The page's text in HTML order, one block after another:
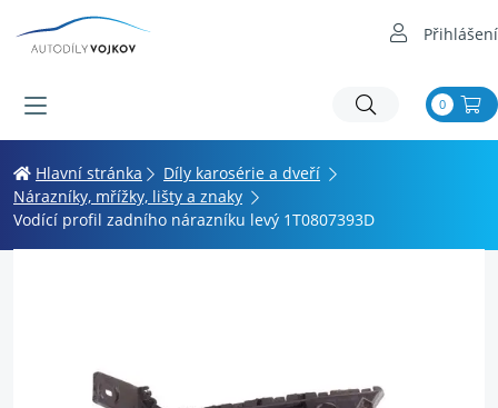
Přihlášení
0
Hlavní stránka
Díly karosérie a dveří
Nárazníky, mřížky, lišty a znaky
Vodící profil zadního nárazníku levý 1T0807393D